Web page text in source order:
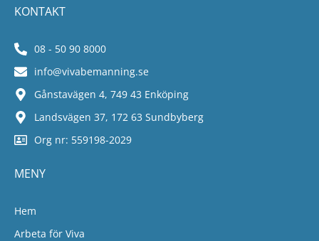
KONTAKT
08 - 50 90 8000
info@vivabemanning.se
Gånstavägen 4, 749 43 Enköping
Landsvägen 37, 172 63 Sundbyberg
Org nr: 559198-2029
MENY
Hem
Arbeta för Viva